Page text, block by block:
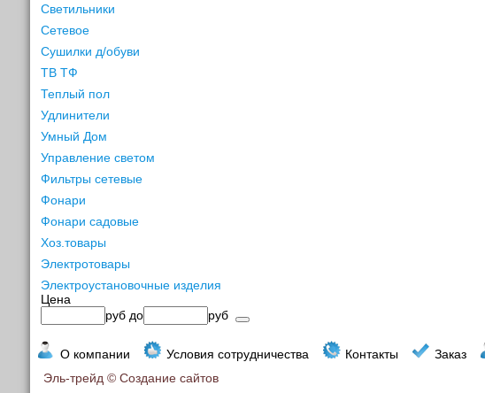
Светильники
Сетевое
Сушилки д/обуви
ТВ ТФ
Теплый пол
Удлинители
Умный Дом
Управление светом
Фильтры сетевые
Фонари
Фонари садовые
Хоз.товары
Электротовары
Электроустановочные изделия
Цена
руб до руб
О компании Условия сотрудничества Контакты Заказ
Эль-трейд © Создание сайтов